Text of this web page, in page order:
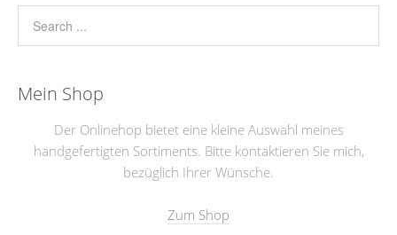
Mein Shop
Der Onlinehop bietet eine kleine Auswahl meines
handgefertigten Sortiments. Bitte kontaktieren Sie mich,
bezüglich Ihrer Wünsche.
Zum Shop